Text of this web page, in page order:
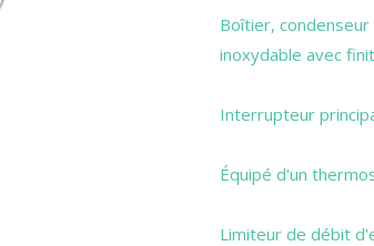
Boîtier,
inoxydable avec
Interrupteur
Équipé d'un
Limiteur de débit